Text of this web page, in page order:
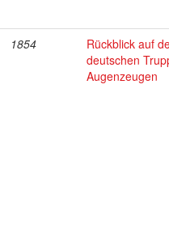
1854
Rückblick auf
deutschen
Augenzeugen